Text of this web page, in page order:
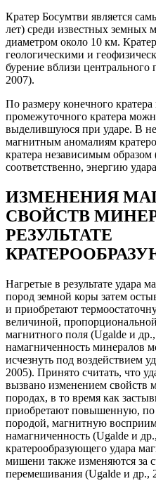
Кратер Босумтви является
лет) среди известных земных
диаметром около 10 км.
геологическими и
бурение вблизи центрального
2007).
По размеру конечного
промежуточного кратера
выделившуюся при ударе. В
магнитным аномалиям
кратера независимым
соответственно, энергию
ИЗМЕНЕНИЯ
СВОЙСТВ
РЕЗУЛЬТАТЕ
Нагретые в результате удара
пород земной коры затем
и приобретают
величиной,
магнитного поля (Ugalde и
намагниченность минералов
исчезнуть под воздействием
2005). Принято считать, что
вызвано изменением свойств
породах, в то время как
приобретают повышенную, по
породой, магнитную
намагниченность (Ugalde и
кратерообразующего удара
мишени также изменяются за
перемешивания (Ugalde и др.,